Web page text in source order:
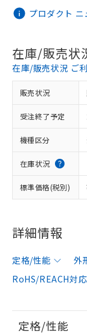
プロダクト
在庫/販売状
在庫/販売状況 ご
販売状況
受注終了予定
機種区分
在庫状況
標準価格(税別)
詳細情報
定格/性能 外
RoHS/REACH対
定格/性能